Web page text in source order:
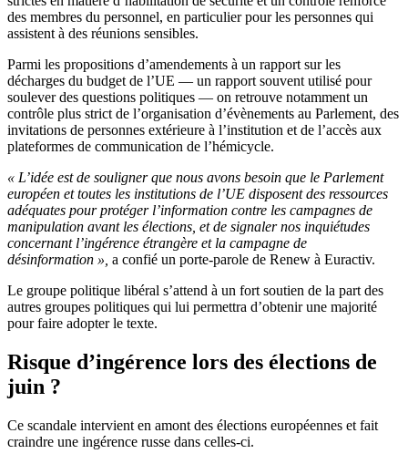
des membres du personnel, en particulier pour les personnes qui
assistent à des réunions sensibles.
Parmi les propositions d’amendements à un rapport sur les
décharges du budget de l’UE — un rapport souvent utilisé pour
soulever des questions politiques — on retrouve notamment un
contrôle plus strict de l’organisation d’évènements au Parlement, des
invitations de personnes extérieure à l’institution et de l’accès aux
plateformes de communication de l’hémicycle.
« L’idée est de souligner que nous avons besoin que le Parlement
européen et toutes les institutions de l’UE disposent des ressources
adéquates pour protéger l’information contre les campagnes de
manipulation avant les élections, et de signaler nos inquiétudes
concernant l’ingérence étrangère et la campagne de
désinformation », a confié un porte-parole de Renew à Euractiv.
Le groupe politique libéral s’attend à un fort soutien de la part des
autres groupes politiques qui lui permettra d’obtenir une majorité
pour faire adopter le texte.
Risque d’ingérence lors des élections de
juin ?
Ce scandale intervient en amont des élections européennes et fait
craindre une ingérence russe dans celles-ci.